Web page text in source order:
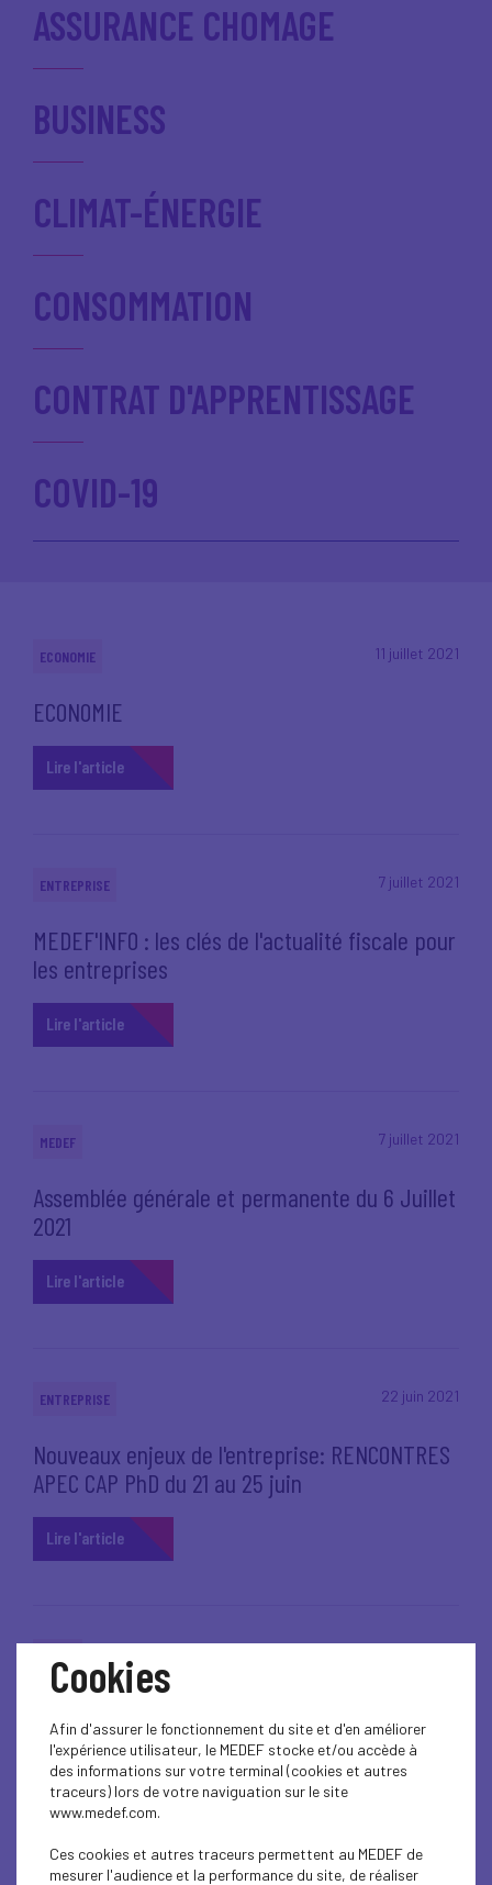
ASSURANCE CHOMAGE
BUSINESS
CLIMAT-ÉNERGIE
CONSOMMATION
CONTRAT D'APPRENTISSAGE
COVID-19
11 juillet 2021
ECONOMIE
ECONOMIE
Lire l'article
7 juillet 2021
ENTREPRISE
MEDEF'INFO : les clés de l'actualité fiscale pour
les entreprises
Lire l'article
7 juillet 2021
MEDEF
Assemblée générale et permanente du 6 Juillet
2021
Lire l'article
22 juin 2021
ENTREPRISE
Nouveaux enjeux de l'entreprise: RENCONTRES
APEC CAP PhD du 21 au 25 juin
Lire l'article
Lire l'article
22 juin 2021
Cookies
Afin d'assurer le fonctionnement du site et d'en améliorer
l'expérience utilisateur, le MEDEF stocke et/ou accède à
des informations sur votre terminal (cookies et autres
traceurs) lors de votre naviguation sur le site
www.medef.com.
Ces cookies et autres traceurs permettent au MEDEF de
mesurer l'audience et la performance du site, de réaliser